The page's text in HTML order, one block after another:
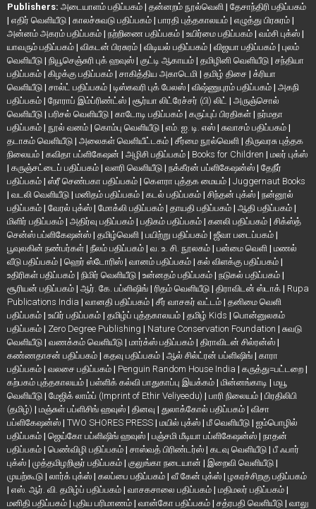
Publishers: அடையாளம் பதிப்பகம் | தன்னறம் நூல்வெளி | தேசாந்திரி பதிப்பகம்
| எதிர் வெளியீடு | காலச்சுவடு பதிப்பகம் | பாரதி புத்தகாலயம் | எழுத்து பிரசுரம் |
அன்னம் அகரம் பதிப்பகம் | நற்றிணை பதிப்பகம் | உயிர்மை பதிப்பகம் | வம்சி புக்ஸ் |
யாவரும் பதிப்பகம் | விகடன் பிரசுரம் | விடியல் பதிப்பகம் | விஜயா பதிப்பகம் | புலம்
வெளியீடு | நியூசெஞ்சுரி புக் ஹவுஸ் | குட்டி ஆகாயம் | தமிழினி வெளியீடு | சந்தியா
பதிப்பகம் | கிழக்கு பதிப்பகம் | சாகித்திய அகாடெமி | தமிழ் திசை | க்ரியா
வெளியீடு | சால்ட் பதிப்பகம் | டிஸ்கவரி புக் பேலஸ் | விஷ்ணுபுரம் பதிப்பகம் | அகநி
பதிப்பகம் | நோராப் இம்ப்ரிண்ட்ஸ் | சூர்யா லிட்ரேச்சர் (பி) லிட் | அருஞ்சொல்
வெளியீடு | பரிசல் வெளியீடு | காடோடி பதிப்பகம் | கருப்புப் பிரதிகள் | நர்மதா
பதிப்பகம் | நூல் வனம் | கொம்பு வெளியீடு | எம். ஐ. டி. எஸ் | சுவாசம் பதிப்பகம் |
தடாகம் வெளியீடு | அலைகள் வெளியீட்டகம் | சீர்மை நூல்வெளி | திருவரசு புத்தக
நிலையம் | கவிதா பப்ளிகேஷன் | அழிசி பதிப்பகம் | Books for Children | மலர் புக்ஸ்
| கருஞ்சட்டைப் பதிப்பகம் | வளரி வெளியீடு | நக்கீரன் பப்ளிகேஷன்ஸ் | தேநீர்
பதிப்பகம் | ஸ்ரீ செண்பகா பதிப்பகம் | கௌரா புத்தக மையம் | Juggernaut Books
| வடலி வெளியீடு | மனிதம் பதிப்பகம் | கடல் பதிப்பகம் | சிந்தன் புக்ஸ் | நன்னூல்
பதிப்பகம் | வேரல் புக்ஸ் | மோக்லி பதிப்பகம் | தாயதி பதிப்பகம் | ஆதி பதிப்பகம் |
மிளிர் பதிப்பகம் | அதிர்வு பதிப்பகம் | பதிகம் பதிப்பகம் | கனலி பதிப்பகம் | சிக்ஸ்த்
சென்ஸ் பப்ளிகேஷன்ஸ் | தமிழ்வெளி | பயிற்று பதிப்பகம் | ஜீவா படைப்பகம் |
பூவுலகின் நண்பர்கள் | நீலம் பதிப்பகம் | வ. உ. சி. நூலகம் | பன்மை வெளி | மணல்
வீடு பதிப்பகம் | ஹெர் ஸ்டோரிஸ் | வானம் பதிப்பகம் | கல் விளக்கு பதிப்பகம் |
உதிரிகள் பதிப்பகம் | நிமிர் வெளியீடு | உன்னதம் பதிப்பகம் | நடுகல் பதிப்பகம் |
சூரியன் பதிப்பகம் | ஆர். கே. பப்ளிஷிங் | ரிதம் வெளியீடு | திராவிடன் ஸ்டாக் | Rupa
Publications India | வானதி பதிப்பகம் | சீர் வாசகர் வட்டம் | தனிமை வெளி
பதிப்பகம் | உயிர் பதிப்பகம் | தமிழ்ப் புத்தகாலயம் | தமிழ் Kids | பொன்னுலகம்
பதிப்பகம் | Zero Degree Publishing | Nature Conservation Foundation | சுவடு
வெளியீடு | வணக்கம் வெளியீடு | மார்க்ஸ் பதிப்பகம் | திராவிடன் சில்ரன்ஸ் |
கண்ணதாசன் பதிப்பகம் | கதவு பதிப்பகம் | ஆல் சில்ட்ரன் பப்ளிஷிங் | காரா
பதிப்பகம் | வலசை பதிப்பகம் | Penguin Random House India | கருத்து=பட்டறை |
கற்பகம் புத்தகாலயம் | பள்ளிக் கல்வி பாதுகாப்பு இயக்கம் | மின்னங்காடி | மயூ
வெளியீடு | மேஜிக் லாம்ப் (Imprint of Ethir Veliyeedu) | பாரி நிலையம் | பிரதிலிபி
(தமிழ்) | மஞ்சுள் பப்ளிசிங் ஹவுஸ் | தினவு | துலாக்கோல் பதிப்பகம் | விசா
பப்ளிகேஷன்ஸ் | TWO SHORES PRESS | மயில் புக்ஸ் | மீ வெளியீடு | ஐம்பொழில்
பதிப்பகம் | ஜெய்கோ பப்ளிஷிங் ஹவுஸ் | பஞ்சமி மீடியா பப்ளிகேஷன்ஸ் | நாதன்
பதிப்பகம் | பெண்விழி பதிப்பகம் | சாஸ்வத் பிரிண்டர்ஸ் | கடவு வெளியீடு | பீ ஃபார்
புக்ஸ் | முத்தமிழறிஞர் பதிப்பகம் | குலுங்கா நடையான் | இறைவி வெளியீடு |
முயற்கூடு | லார்க் புக்ஸ் | கலப்பை பதிப்பகம் | வீ கேன் புக்ஸ் | ழகரச்சிறகு பதிப்பகம்
| எஸ். ஆர். வி. தமிழ்ப் பதிப்பகம் | வாசகசாலை பதிப்பகம் | மதிமலர் பதிப்பகம் |
மனிதி பதிப்பகம் | புதிய பரிமாணம் | வான்கோ பதிப்பகம் | சத்ரபதி வெளியீடு | வாலு